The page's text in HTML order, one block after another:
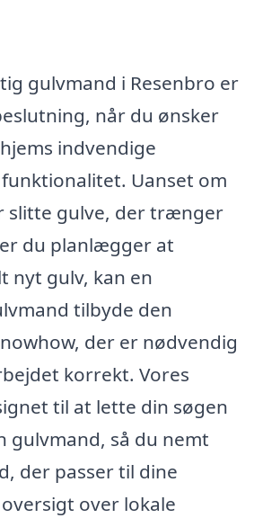
gulvmand i Resenbro er
når du ønsker
indvendige
Uanset om
slitte gulve, der trænger
du planlægger at
nyt gulv, kan en
tilbyde den
der er nødvendig
korrekt. Vores
til at lette din søgen
gulvmand, så du nemt
der passer til dine
over lokale